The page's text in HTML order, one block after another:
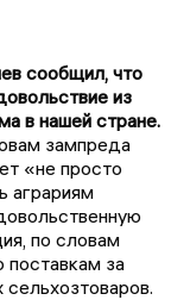
сообщил, что
из
в нашей стране.
зампреда
«не просто
аграриям
по словам
за